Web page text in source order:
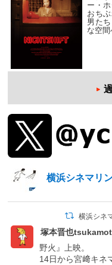
ー・
おち
男た
な空間
横浜シネマリ
横浜シネ
塚本晋也
野火』上映。
14日から宮﨑キネ